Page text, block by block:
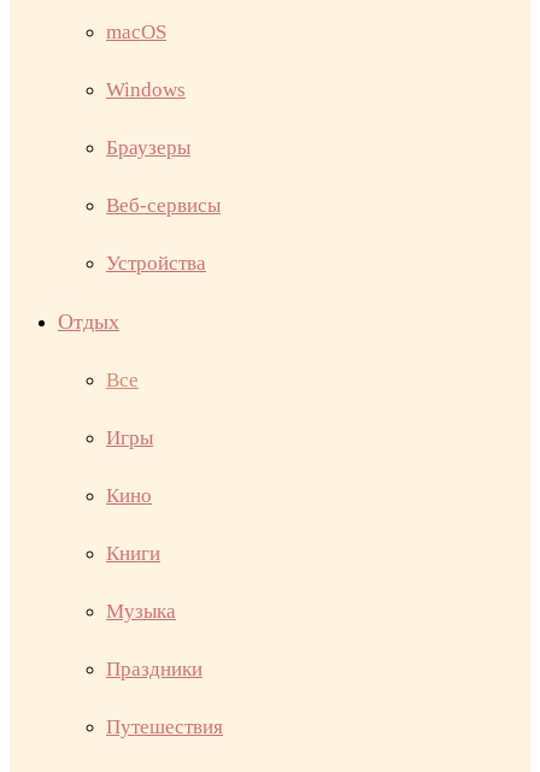
macOS
Windows
Браузеры
Веб-сервисы
Устройства
Отдых
Все
Игры
Кино
Книги
Музыка
Праздники
Путешествия